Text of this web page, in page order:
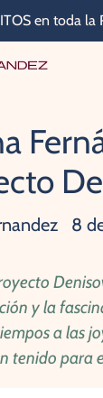
en toda la
8
y la
a las
tenido para